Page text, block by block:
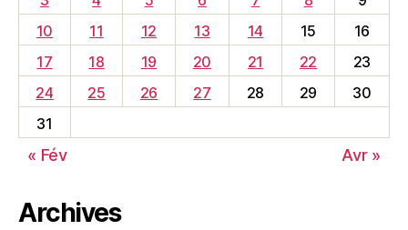
10
11 12 13 14 15
16
17
18 19 20 21 22
23
24
25 26 27 28 29
30
31
« Fév Avr »
Archives